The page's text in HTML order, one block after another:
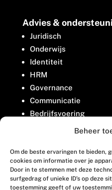
Beheer
Om de beste ervaringen te bieden,
cookies om informatie over je
Door in te stemmen met deze
surfgedrag of unieke ID's op deze
toestemming geeft of uw
Advies &
Juridisch
Onderwijs
Identiteit
HRM
Governance
Communicatie
Bedrijfsvoering
Belangenbehartiging
Contact
Houttuinlaan 8